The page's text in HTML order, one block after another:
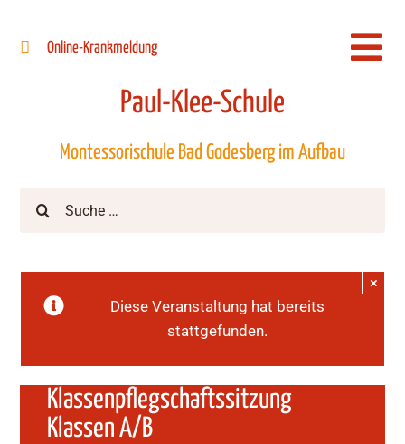
nach:
Paul-Klee-Schule
Montessorischule Bad Godesberg im Aufbau
Online-Krankmeldung
Diese Veranstaltung hat bereits
stattgefunden.
×
Klassenpflegschaftssitzung
Klassen A/B